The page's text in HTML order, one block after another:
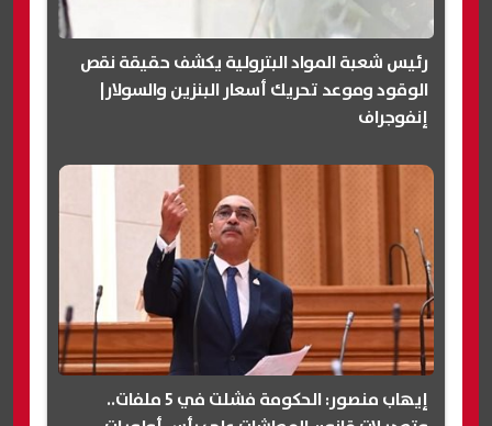
رئيس شعبة المواد البترولية يكشف حقيقة نقص
الوقود وموعد تحريك أسعار البنزين والسولار|
إنفوجراف
إيهاب منصور: الحكومة فشلت في 5 ملفات..